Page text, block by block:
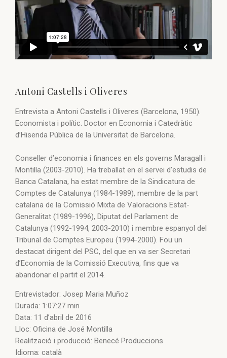
Antoni Castells i Oliveres
Entrevista a Antoni Castells i Oliveres (Barcelona, 1950).
Economista i polític. Doctor en Economia i Catedràtic
d’Hisenda Pública de la Universitat de Barcelona.
Conseller d’economia i finances en els governs Maragall i
Montilla (2003-2010). Ha treballat en el servei d’estudis de
Banca Catalana, ha estat membre de la Sindicatura de
Comptes de Catalunya (1984-1989), membre de la part
catalana de la Comissió Mixta de Valoracions Estat-
Generalitat (1989-1996), Diputat del Parlament de
Catalunya (1992-1994, 2003-2010) i membre espanyol del
Tribunal de Comptes Europeu (1994-2000). Fou un
destacat dirigent del PSC, del que en va ser Secretari
d’Economia de la Comissió Executiva, fins que va
abandonar el partit el 2014.
Entrevistador: Josep Maria Muñoz
Durada: 1:07:27 min
Data: 11 d’abril de 2016
Lloc: Oficina de José Montilla
Realització i producció: Benecé Produccions
Idioma: català